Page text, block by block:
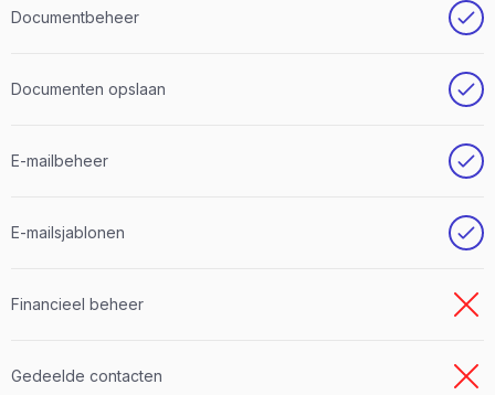
Documentbeheer
Documenten opslaan
E-mailbeheer
E-mailsjablonen
Financieel beheer
Gedeelde contacten